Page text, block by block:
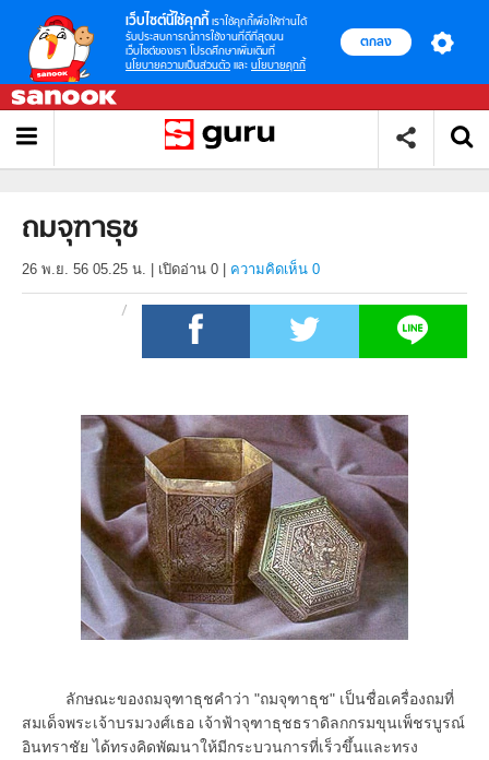
เว็บไซต์นี้ใช้คุกกี้ เราใช้คุกกี้เพื่อให้ท่านได้
รับประสบการณ์การใช้งานที่ดีที่สุดบน
เว็บไซต์ของเรา โปรดศึกษาเพิ่มเติมที่
นโยบายความเป็นส่วนตัว และ นโยบายคุกกี้
ตกลง
ถมจุฑาธุช
26 พ.ย. 56 05.25 น. เปิดอ่าน 0 ความคิดเห็น 0
ลักษณะของถมจุฑาธุชคำว่า "ถมจุฑาธุช" เป็นชื่อเครื่องถมที่
สมเด็จพระเจ้าบรมวงศ์เธอ เจ้าฟ้าจุฑาธุชธราดิลกกรมขุนเพ็ชรบูรณ์
อินทราชัย ได้ทรงคิดพัฒนาให้มีกระบวนการที่เร็วขึ้นและทรง